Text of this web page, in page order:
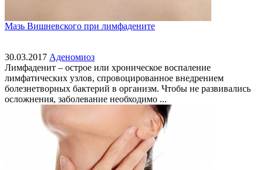
Мазь Вишневского при лимфадените
30.03.2017 Аденомиоз
Лимфаденит – острое или хроническое воспаление
лимфатических узлов, спровоцированное внедрением
болезнетворных бактерий в организм. Чтобы не развивались
осложнения, заболевание необходимо ...